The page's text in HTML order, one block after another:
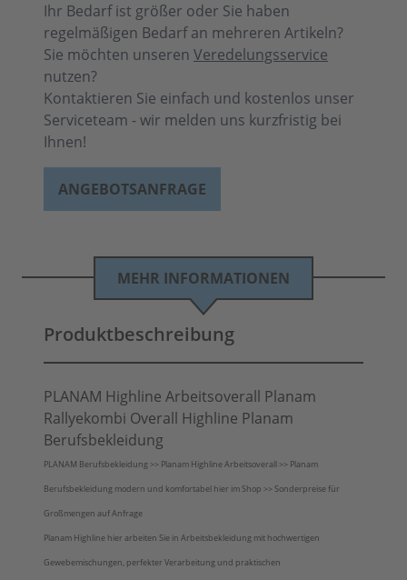
Ihr Bedarf ist größer oder Sie haben
regelmäßigen Bedarf an mehreren Artikeln?
Sie möchten unseren Veredelungsservice
nutzen?
Kontaktieren Sie einfach und kostenlos unser
Serviceteam - wir melden uns kurzfristig bei
Ihnen!
ANGEBOTSANFRAGE
MEHR INFORMATIONEN
Produktbeschreibung
PLANAM Highline Arbeitsoverall Planam
Rallyekombi Overall Highline Planam
Berufsbekleidung
PLANAM Berufsbekleidung >> Planam Highline Arbeitsoverall >> Planam
Berufsbekleidung modern und komfortabel hier im Shop >> Sonderpreise für
Großmengen auf Anfrage
Planam Highline hier arbeiten Sie in Arbeitsbekleidung mit hochwertigen
Gewebemischungen, perfekter Verarbeitung und praktischen